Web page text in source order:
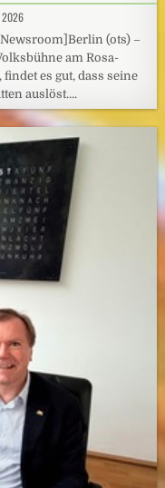
2026
(ots) –
am Rosa-
es gut, dass seine
auslöst….